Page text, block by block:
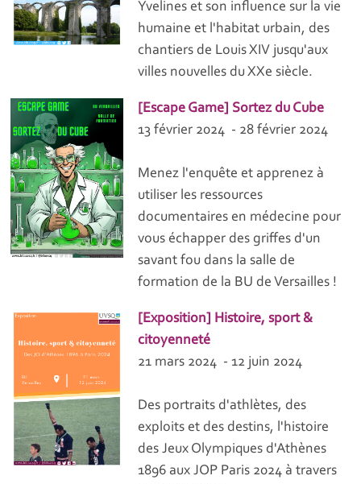
Yvelines et son influence sur la vie
humaine et l'habitat urbain, des
chantiers de Louis XIV jusqu'aux
villes nouvelles du XXe siècle.
[Escape Game] Sortez du Cube
13 février 2024 - 28 février 2024
Menez l'enquête et apprenez à
utiliser les ressources
documentaires en médecine pour
vous échapper des griffes d'un
savant fou dans la salle de
formation de la BU de Versailles !
[Exposition] Histoire, sport &
citoyenneté
21 mars 2024 - 12 juin 2024
Des portraits d'athlètes, des
exploits et des destins, l'histoire
des Jeux Olympiques d'Athènes
1896 aux JOP Paris 2024 à travers